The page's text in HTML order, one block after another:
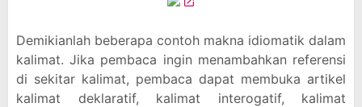
Demikianlah beberapa contoh makna idiomatik dalam
kalimat. Jika pembaca ingin menambahkan referensi
di sekitar kalimat, pembaca dapat membuka artikel
kalimat deklaratif, kalimat interogatif, kalimat